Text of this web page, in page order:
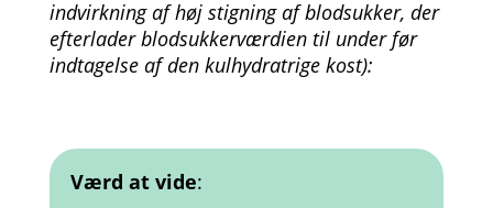
indvirkning af høj stigning af blodsukker, der
efterlader blodsukkerværdien til under før
indtagelse af den kulhydratrige kost):
Værd at vide: